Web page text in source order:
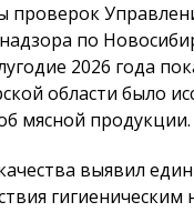
проверок
по
2026 года
области было
мясной продукции.
выявил